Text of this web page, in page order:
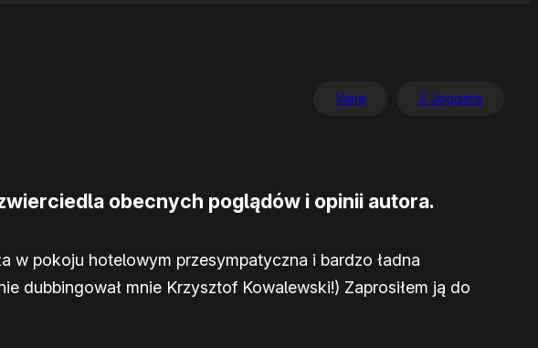
Varia Z Joggera
obecnych poglądów i opinii autora.
w pokoju hotelowym przesympatyczna i bardzo ładna
dubbingował mnie Krzysztof Kowalewski!) Zaprosiłem ją do